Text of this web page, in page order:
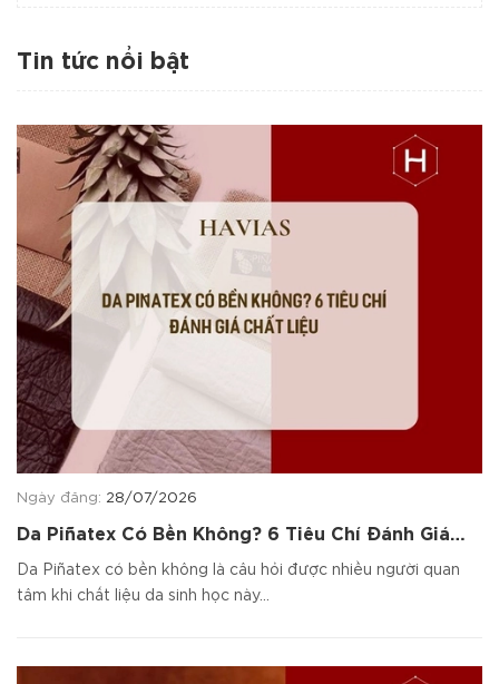
Tin tức nổi bật
Ngày đăng: 28/07/2026
Da Piñatex Có Bền Không? 6 Tiêu Chí Đánh Giá
Chất Liệu
Da Piñatex có bền không là câu hỏi được nhiều người quan
tâm khi chất liệu da sinh học này...